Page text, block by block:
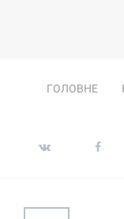
ГОЛОВНЕ